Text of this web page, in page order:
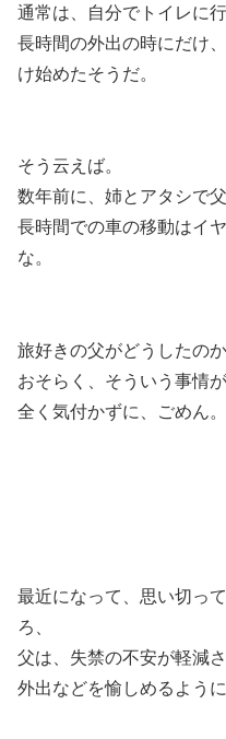
通常は、自分でトイレに
長時間の外出の時にだけ
け始めたそうだ。
そう云えば。
数年前に、姉とアタシで
長時間での車の移動はイ
な。
旅好きの父がどうしたの
おそらく、そういう事情
全く気付かずに、ごめん。
最近になって、思い切っ
ろ、
父は、失禁の不安が軽減さ
外出などを愉しめるよう